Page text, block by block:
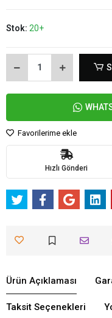
Stok: 20+
Favorilerime ekle
Hızlı Gönderi
Ürün Açıklaması
Taksit Seçenekleri